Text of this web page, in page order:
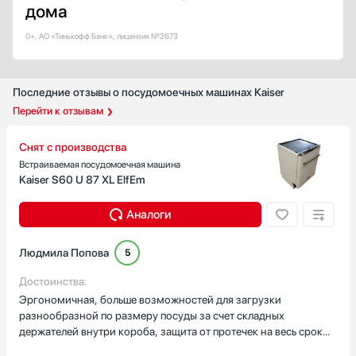
A
A+
A++
B
C
Автоматическое открывание двери в конце цикла
Есть
Открывание двери нажатием или постукиванием
Цвет
Белый
Синий
Черный
дома
0+, АО «Тинькофф Банк», лицензия №2673
Последние отзывы о посудомоечных машинах Kaiser
Перейти к отзывам
Снят с производства
Встраиваемая посудомоечная машина
Kaiser S60 U 87 XL ElfEm
Аналоги
Людмила Попова 5
Достоинства:
Эргономичная, больше возможностей для загрузки
разнообразной по размеру посуды за счет складных
держателей внутри короба, защита от протечек на весь срок